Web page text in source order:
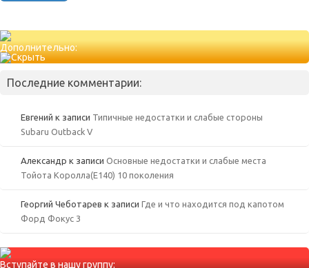
Дополнительно:
Последние комментарии:
Евгений к записи Типичные недостатки и слабые стороны
Subaru Outback V
Александр к записи Основные недостатки и слабые места
Тойота Королла(Е140) 10 поколения
Георгий Чеботарев к записи Где и что находится под капотом
Форд Фокус 3
Вступайте в нашу группу: